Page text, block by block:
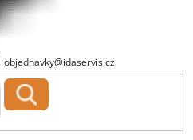
objednavky@idaservis.cz